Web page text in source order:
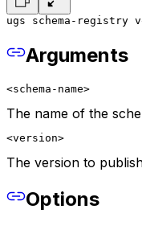
ugs schema-registry
Arguments
<schema-name>
The name of the
<version>
The version to
Options